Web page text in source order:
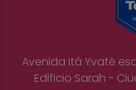
Avenida Itá Yvaté
Edificio Sarah -